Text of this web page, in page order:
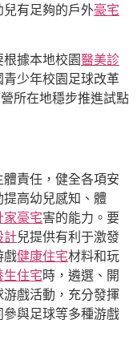
有足夠的戶外豪宅
根據本地校園醫美診
少年校園足球改革
所在地穩步推進試點
責任，健全各項安
高幼兒感知、體
家豪宅害的能力。要
計兒提供有利于激發
戲健康住宅材料和玩
生住宅時，遴選、開
戲活動，充分發揮
與足球等多種游戲